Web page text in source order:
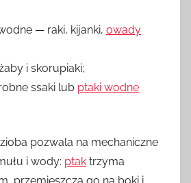
— raki, kijanki, owady
i skorupiaki;
ssaki lub ptaki wodne
pozwala na mechaniczne
i wody: ptak trzyma